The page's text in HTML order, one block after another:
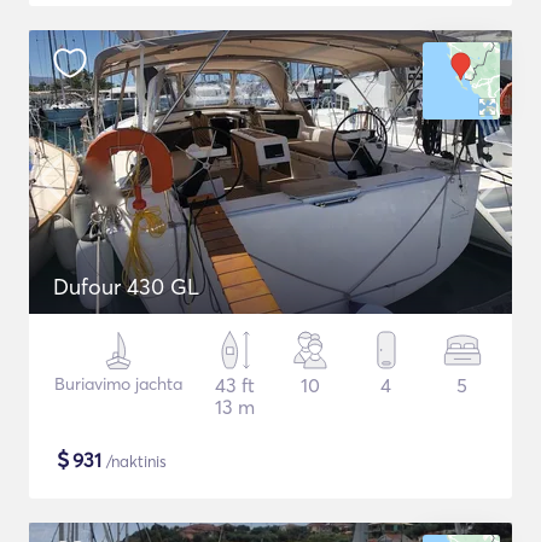
Dufour 430 GL
Buriavimo jachta
43 ft
13 m
10 4 5
$931 /naktinis